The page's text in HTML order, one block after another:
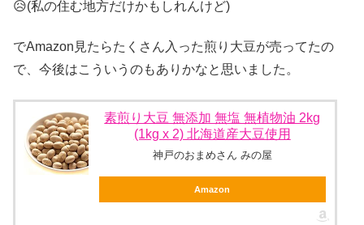
😥(私の住む地方だけかもしれんけど)
でAmazon見たらたくさん入った煎り大豆が売ってたの
で、今後はこういうのもありかなと思いました。
素煎り大豆 無添加 無塩 無植物油 2kg
(1kg x 2) 北海道産大豆使用
神戸のおまめさん みの屋
Amazon